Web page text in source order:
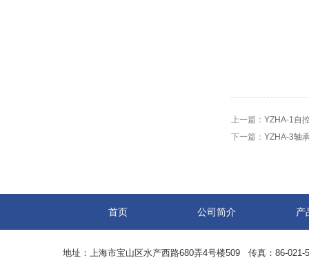
上一篇： YZHA-1自
下一篇： YZHA-3轴
首页 公司简介 产
地址：上海市宝山区水产西路680弄4号楼509 传真：86-